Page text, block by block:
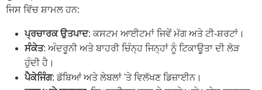
ਜਿਸ ਵਿੱਚ ਸ਼ਾਮਲ ਹਨ:
ਪ੍ਰਚਾਰਕ ਉਤਪਾਦ: ਕਸਟਮ ਆਈਟਮਾਂ ਜਿਵੇਂ ਮੱਗ ਅਤੇ ਟੀ-ਸ਼ਰਟਾਂ।
ਸੰਕੇਤ: ਅੰਦਰੂਨੀ ਅਤੇ ਬਾਹਰੀ ਚਿੰਨ੍ਹ ਜਿਨ੍ਹਾਂ ਨੂੰ ਟਿਕਾਊਤਾ ਦੀ ਲੋੜ
ਹੁੰਦੀ ਹੈ।
ਪੈਕੇਜਿੰਗ: ਡੱਬਿਆਂ ਅਤੇ ਲੇਬਲਾਂ 'ਤੇ ਵਿਲੱਖਣ ਡਿਜ਼ਾਈਨ।